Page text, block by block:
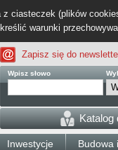
z ciasteczek (plików
warunki
Zapisz się do
Wpisz słowo
Katalog
Inwestycje Budowa